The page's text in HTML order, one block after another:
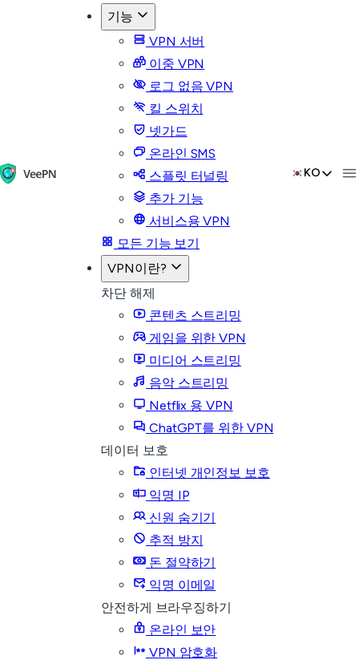
기능
VPN 서버
이중 VPN
로그 없음 VPN
킬 스위치
넷가드
온라인 SMS
스플릿 터널링
추가 기능
서비스용 VPN
모든 기능 보기
VPN이란?
차단 해제
콘텐츠 스트리밍
게임을 위한 VPN
미디어 스트리밍
음악 스트리밍
Netflix 용 VPN
ChatGPT를 위한 VPN
데이터 보호
인터넷 개인정보 보호
익명 IP
신원 숨기기
추적 방지
돈 절약하기
익명 이메일
안전하게 브라우징하기
온라인 보안
VPN 암호화
KO